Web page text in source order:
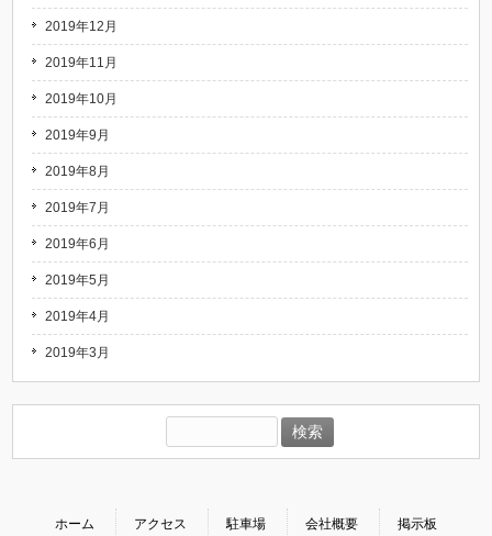
2019年12月
2019年11月
2019年10月
2019年9月
2019年8月
2019年7月
2019年6月
2019年5月
2019年4月
2019年3月
索:
ホーム アクセス 駐車場 会社概要 掲示板